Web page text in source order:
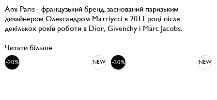
Ami Paris - французький бренд, заснований паризьким
дизайнером Олександром Маттіуссі в 2011 році після
декількох років роботи в Dior, Givenchy і Marc Jacobs.
Читати більше
-20% NEW -30% NEW